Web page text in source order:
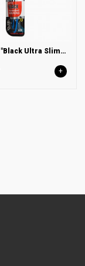
Dentalpro "Black Ultra Slim Plus" Зубная щетка средн. Жесткость, 1 шт
+